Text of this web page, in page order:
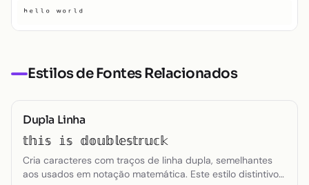
ʰᵉˡˡᵒ ʷᵒʳˡᵈ
Estilos de Fontes Relacionados
Dupla Linha
𝕥𝕙𝕚𝕤 𝕚𝕤 𝕕𝕠𝕦𝕓𝕝𝕖𝕤𝕥𝕣𝕦𝕔𝕜
Cria caracteres com traços de linha dupla, semelhantes
aos usados em notação matemática. Este estilo distintivo